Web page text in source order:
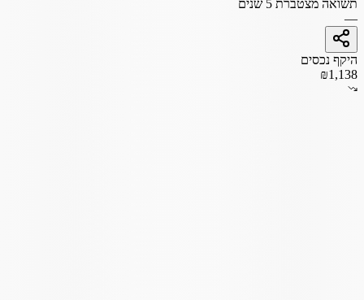
תשואה מצטברת 5 שנים
—
היקף נכסים
₪1,138